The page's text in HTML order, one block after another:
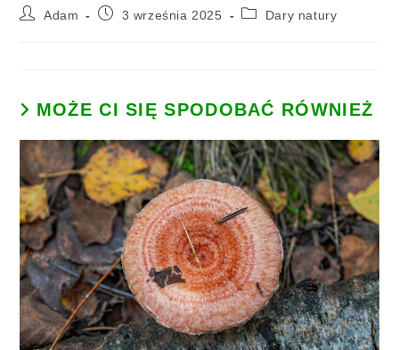
Adam 3 września 2025 Dary natury
MOŻE CI SIĘ SPODOBAĆ RÓWNIEŻ